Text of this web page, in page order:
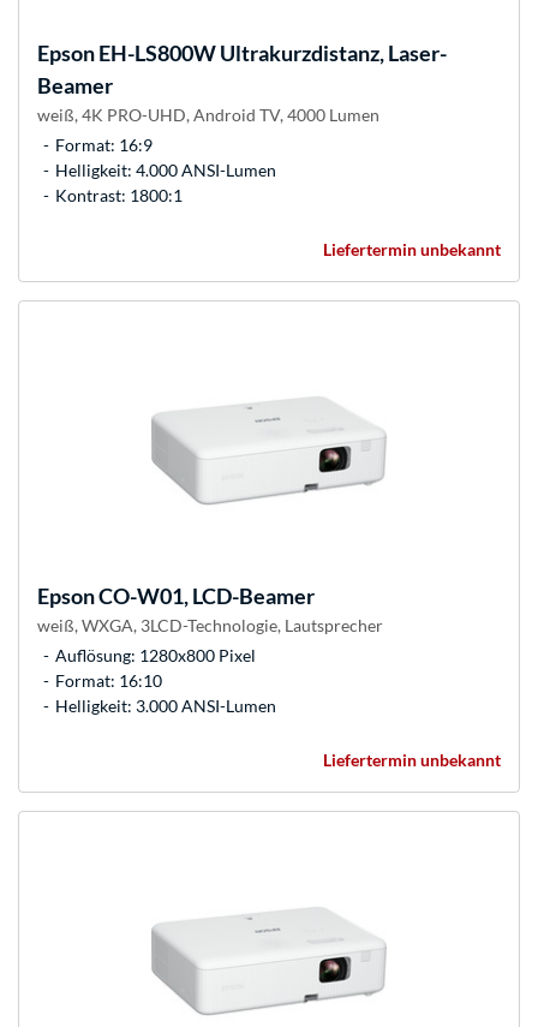
EpsonEH-LS800W Ultrakurzdistanz, Laser-
Beamer
weiß, 4K PRO-UHD, Android TV, 4000 Lumen
Format: 16:9
Helligkeit: 4.000 ANSI-Lumen
Kontrast: 1800:1
Liefertermin unbekannt
EpsonCO-W01, LCD-Beamer
weiß, WXGA, 3LCD-Technologie, Lautsprecher
Auflösung: 1280x800 Pixel
Format: 16:10
Helligkeit: 3.000 ANSI-Lumen
Liefertermin unbekannt